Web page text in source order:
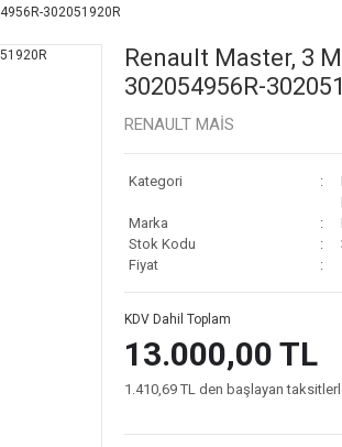
302051920R
Renault Master, 3
302054956R-
RENAULT MAİS
Kategori
Marka
Stok Kodu
Fiyat
KDV Dahil Toplam
13.000,00 TL
1.410,69 TL den başlayan